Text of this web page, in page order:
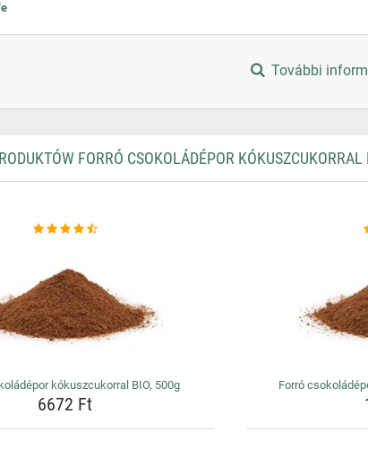
További
FORRÓ CSOKOLÁDÉPOR
kókuszcukorral BIO, 500g
6672 Ft
Forró